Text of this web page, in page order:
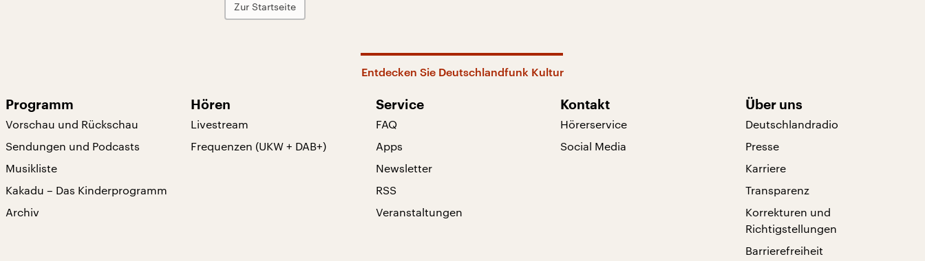
Zur Startseite
Entdecken Sie Deutschlandfunk Kultur
Programm
Vorschau und Rückschau
Sendungen und Podcasts
Musikliste
Kakadu – Das Kinderprogramm
Archiv
Hören
Livestream
Frequenzen (UKW + DAB+)
Service
FAQ
Apps
Newsletter
RSS
Veranstaltungen
Kontakt
Hörerservice
Social Media
Über uns
Deutschlandradio
Presse
Karriere
Transparenz
Korrekturen und
Richtigstellungen
Barrierefreiheit